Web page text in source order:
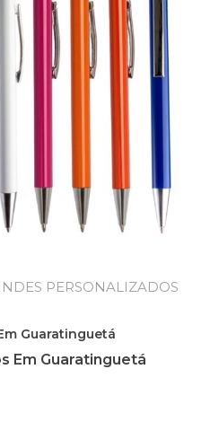
PERSONALIZADOS
Guaratinguetá
Em Guaratinguetá